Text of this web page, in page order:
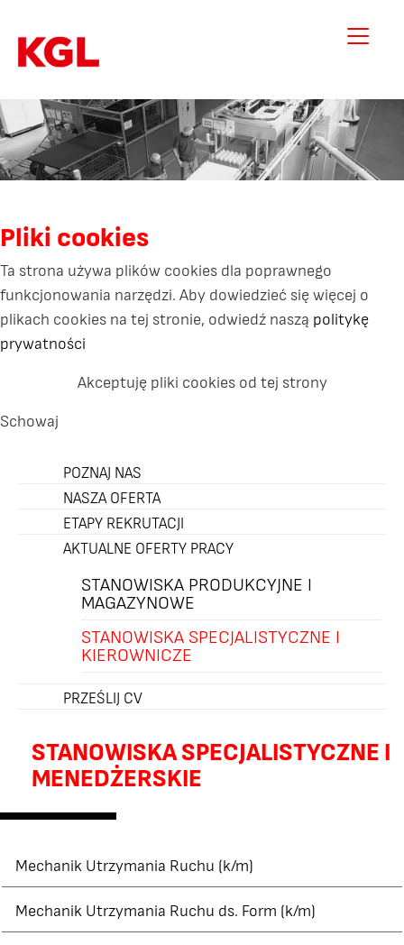
Pliki cookies
Ta strona używa plików cookies dla poprawnego
funkcjonowania narzędzi. Aby dowiedzieć się więcej o
plikach cookies na tej stronie, odwiedź naszą politykę
prywatności
Akceptuję pliki cookies od tej strony
Schowaj
POZNAJ NAS
NASZA OFERTA
ETAPY REKRUTACJI
AKTUALNE OFERTY PRACY
STANOWISKA PRODUKCYJNE I
MAGAZYNOWE
STANOWISKA SPECJALISTYCZNE I
KIEROWNICZE
PRZEŚLIJ CV
STANOWISKA SPECJALISTYCZNE I
MENEDŻERSKIE
Mechanik Utrzymania Ruchu (k/m)
Mechanik Utrzymania Ruchu ds. Form (k/m)